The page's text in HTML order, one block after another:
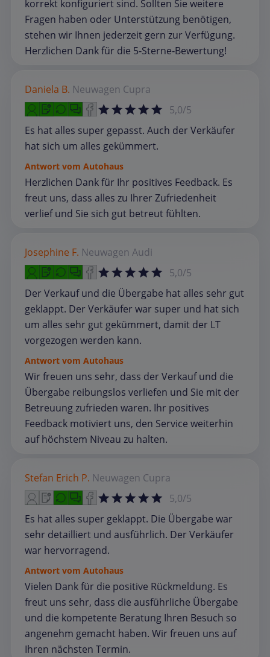
korrekt konfiguriert sind. Sollten Sie weitere
Fragen haben oder Unterstützung benötigen,
stehen wir Ihnen jederzeit gern zur Verfügung.
Herzlichen Dank für die 5‑Sterne‑Bewertung!
Daniela B. Neuwagen Cupra
5,0/5
Es hat alles super gepasst. Auch der Verkäufer
hat sich um alles gekümmert.
Antwort vom Autohaus
Herzlichen Dank für Ihr positives Feedback. Es
freut uns, dass alles zu Ihrer Zufriedenheit
verlief und Sie sich gut betreut fühlten.
Josephine F. Neuwagen Audi
5,0/5
Der Verkauf und die Übergabe hat alles sehr gut
geklappt. Der Verkäufer war super und hat sich
um alles sehr gut gekümmert, damit der LT
vorgezogen werden kann.
Antwort vom Autohaus
Wir freuen uns sehr, dass der Verkauf und die
Übergabe reibungslos verliefen und Sie mit der
Betreuung zufrieden waren. Ihr positives
Feedback motiviert uns, den Service weiterhin
auf höchstem Niveau zu halten.
Stefan Erich P. Neuwagen Cupra
5,0/5
Es hat alles super geklappt. Die Übergabe war
sehr detailliert und ausführlich. Der Verkäufer
war hervorragend.
Antwort vom Autohaus
Vielen Dank für die positive Rückmeldung. Es
freut uns sehr, dass die ausführliche Übergabe
und die kompetente Beratung Ihren Besuch so
angenehm gemacht haben. Wir freuen uns auf
Ihren nächsten Termin.